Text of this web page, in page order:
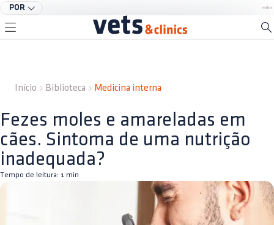
POR
Início Biblioteca Medicina interna
Fezes moles e amareladas em
cães. Sintoma de uma nutrição
inadequada?
Tempo de leitura: 1 min